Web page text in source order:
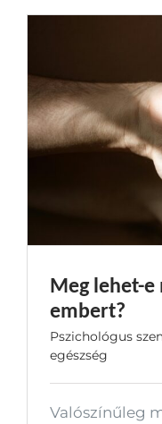
Meg lehet-
embert?
Pszichológus
egészség
Valószínűleg